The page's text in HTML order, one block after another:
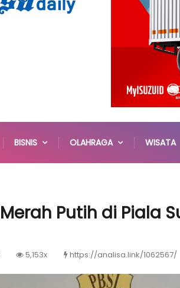
BISNIS OLAHRAGA WISATA
Putih di Piala
5,153x https://analisa.link/1062567/